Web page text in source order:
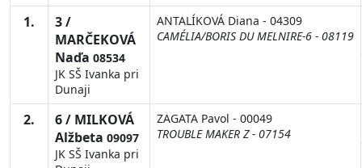
1.
3 /
MARČEKOVÁ
Naďa 08534
JK SŠ Ivanka pri
Dunaji
ANTALÍKOVÁ Diana - 04309
CAMÉLIA/BORIS DU MELNIRE-6 - 08119
2.
6 / MILKOVÁ
Alžbeta 09097
JK SŠ Ivanka pri
ZAGATA Pavol - 00049
TROUBLE MAKER Z - 07154